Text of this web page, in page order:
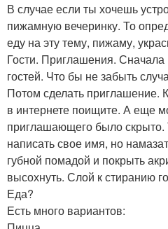
В случае если ты хочешь
пижамную вечеринку. То
еду на эту тему, пижаму,
Гости. Приглашения. Сначала
гостей. Что бы не забыть
Потом сделать приглашение.
в интернете поищите. А еще
приглашающего было
написать свое имя, но
губной помадой и покрыть
высохнуть. Слой к стиранию
Еда?
Есть много вариантов: